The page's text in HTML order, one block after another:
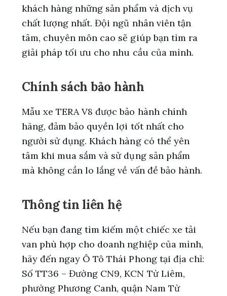
khách hàng những sản phẩm và dịch vụ
chất lượng nhất. Đội ngũ nhân viên tận
tâm, chuyên môn cao sẽ giúp bạn tìm ra
giải pháp tối ưu cho nhu cầu của mình.
Chính sách bảo hành
Mẫu xe TERA V8 được bảo hành chính
hãng, đảm bảo quyền lợi tốt nhất cho
người sử dụng. Khách hàng có thể yên
tâm khi mua sắm và sử dụng sản phẩm
mà không cần lo lắng về vấn đề bảo hành.
Thông tin liên hệ
Nếu bạn đang tìm kiếm một chiếc xe tải
van phù hợp cho doanh nghiệp của mình,
hãy đến ngay Ô Tô Thái Phong tại địa chỉ:
Số TT36 – Đường CN9, KCN Từ Liêm,
phường Phương Canh, quận Nam Từ